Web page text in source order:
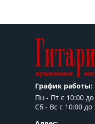
График работы:
Пн - Пт c 10:00
Сб - Вс с 10:00 до